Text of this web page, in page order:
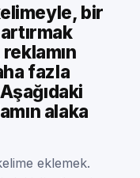
bir
fazla
alaka
eklemek.